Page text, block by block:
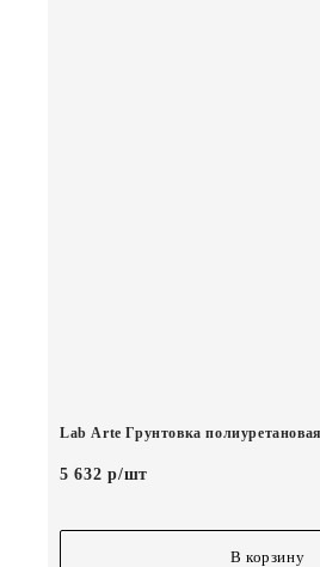
Lab Arte Грунтовка
5 632 р/шт
В корзину